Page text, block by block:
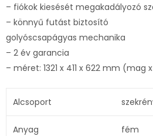
– fiókok kiesését megakadályozó
– könnyű futást biztosító
golyóscsapágyas mechanika
– 2 év garancia
– méret: 1321 x 411 x 622 mm (mag
Alcsoport
Anyag fém